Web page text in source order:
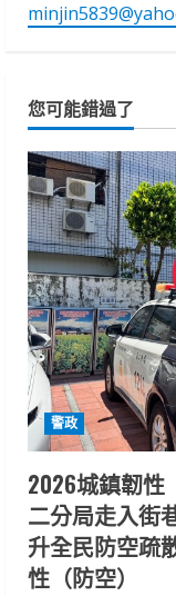
您可能錯過了
警政
2026城鎮韌性
二分局走入街
升全民防空疏
性（防空）